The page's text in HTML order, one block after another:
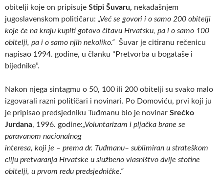
obitelji koje on pripisuje Stipi Šuvaru, nekadašnjem
jugoslavenskom političaru: „Već se govori i o samo 200 obitelji
koje će na kraju kupiti gotovo čitavu Hrvatsku, pa i o samo 100
obitelji, pa i o samo njih nekoliko.“ Šuvar je citiranu rečenicu
napisao 1994. godine, u članku “Pretvorba u bogataše i
bijednike”.
Nakon njega sintagmu o 50, 100 ili 200 obitelji su svako malo
izgovarali razni političari i novinari. Po Domoviću, prvi koji ju
je pripisao predsjedniku Tuđmanu bio je novinar Srećko
Jurdana, 1996. godine:„Voluntarizam i pljačka brane se
paravanom nacionalnog
interesa, koji je – prema dr. Tuđmanu– sublimiran u strateškom
cilju pretvaranja Hrvatske u službeno vlasništvo dvije stotine
obitelji, u prvom redu predsjedničke.“